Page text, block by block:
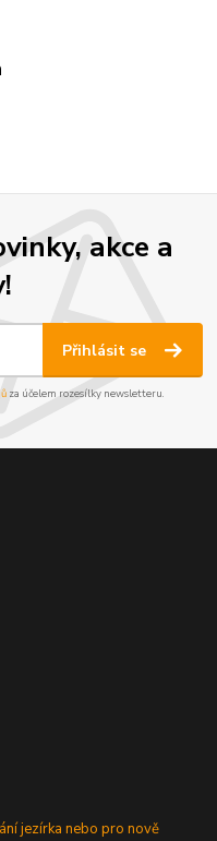
akce a
Přihlásit se
za účelem rozesílky newsletteru.
jezírka nebo pro nově